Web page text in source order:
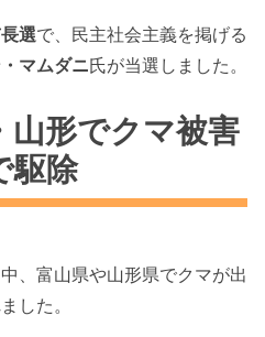
選で、民主社会主義を掲げる
マムダニ氏が当選しました。
形でクマ被害
駆除
、富山県や山形県でクマが出
した。